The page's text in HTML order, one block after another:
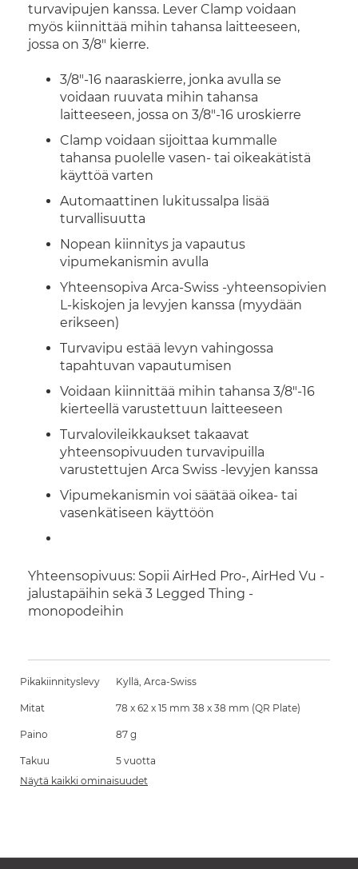
turvavipujen kanssa. Lever Clamp voidaan
myös kiinnittää mihin tahansa laitteeseen,
jossa on 3/8" kierre.
3/8"-16 naaraskierre, jonka avulla se
voidaan ruuvata mihin tahansa
laitteeseen, jossa on 3/8"-16 uroskierre
Clamp voidaan sijoittaa kummalle
tahansa puolelle vasen- tai oikeakätistä
käyttöä varten
Automaattinen lukitussalpa lisää
turvallisuutta
Nopean kiinnitys ja vapautus
vipumekanismin avulla
Yhteensopiva Arca-Swiss -yhteensopivien
L-kiskojen ja levyjen kanssa (myydään
erikseen)
Turvavipu estää levyn vahingossa
tapahtuvan vapautumisen
Voidaan kiinnittää mihin tahansa 3/8"-16
kierteellä varustettuun laitteeseen
Turvalovileikkaukset takaavat
yhteensopivuuden turvavipuilla
varustettujen Arca Swiss -levyjen kanssa
Vipumekanismin voi säätää oikea- tai
vasenkätiseen käyttöön
Yhteensopivuus: Sopii AirHed Pro-, AirHed Vu -
jalustapäihin sekä 3 Legged Thing -
monopodeihin
Pikakiinnityslevy Kyllä, Arca-Swiss
Mitat 78 x 62 x 15 mm 38 x 38 mm (QR Plate)
Paino 87 g
Takuu
5 vuotta
Näytä kaikki ominaisuudet